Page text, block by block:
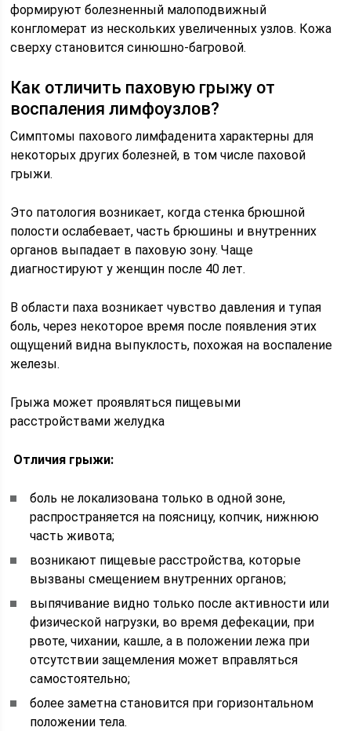
формируют болезненный малоподвижный
конгломерат из нескольких увеличенных узлов. Кожа
сверху становится синюшно-багровой.
Как отличить паховую грыжу от
воспаления лимфоузлов?
Симптомы пахового лимфаденита характерны для
некоторых других болезней, в том числе паховой
грыжи.
Это патология возникает, когда стенка брюшной
полости ослабевает, часть брюшины и внутренних
органов выпадает в паховую зону. Чаще
диагностируют у женщин после 40 лет.
В области паха возникает чувство давления и тупая
боль, через некоторое время после появления этих
ощущений видна выпуклость, похожая на воспаление
железы.
Грыжа может проявляться пищевыми
расстройствами желудка
Отличия грыжи:
боль не локализована только в одной зоне,
распространяется на поясницу, копчик, нижнюю
часть живота;
возникают пищевые расстройства, которые
вызваны смещением внутренних органов;
выпячивание видно только после активности или
физической нагрузки, во время дефекации, при
рвоте, чихании, кашле, а в положении лежа при
отсутствии защемления может вправляться
самостоятельно;
более заметна становится при горизонтальном
положении тела.